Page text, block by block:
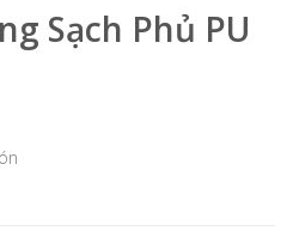
Sạch Phủ PU